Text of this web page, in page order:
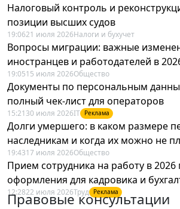
Налоговый контроль и
позиции высших судов
19:0621 июля 2026Налоги и бухучет
Вопросы миграции: важные
иностранцев и работодателей в
19:0515 июля 2026Общество
Документы по персональным
полный чек-лист для операторов
15:21 30 июля 2026IT Реклама
Долги умершего: в каком размере
наследникам и когда их можно не
19:4317 июля 2026Общество
Прием сотрудника на работу в 2026
оформления для кадровика и
12:2822 июля 2026Труд Реклама
Правовые консультации